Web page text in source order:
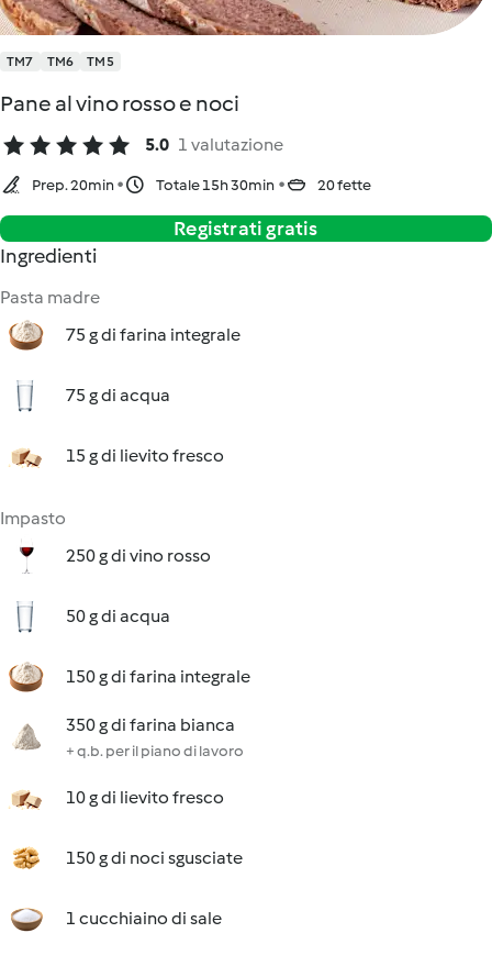
TM7 TM6 TM5
Pane al vino rosso e noci
5.0 1 valutazione
Prep. 20min Totale 15h 30min 20 fette
Registrati gratis
Ingredienti
Pasta madre
75 g di farina integrale
75 g di acqua
15 g di lievito fresco
Impasto
250 g di vino rosso
50 g di acqua
150 g di farina integrale
350 g di farina bianca
+ q.b. per il piano di lavoro
10 g di lievito fresco
150 g di noci sgusciate
1 cucchiaino di sale